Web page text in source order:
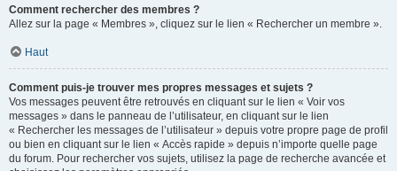
Comment rechercher des membres ?
Allez sur la page « Membres », cliquez sur le lien « Rechercher un membre ».
Haut
Comment puis-je trouver mes propres messages et sujets ?
Vos messages peuvent être retrouvés en cliquant sur le lien « Voir vos
messages » dans le panneau de l’utilisateur, en cliquant sur le lien
« Rechercher les messages de l’utilisateur » depuis votre propre page de profil
ou bien en cliquant sur le lien « Accès rapide » depuis n’importe quelle page
du forum. Pour rechercher vos sujets, utilisez la page de recherche avancée et